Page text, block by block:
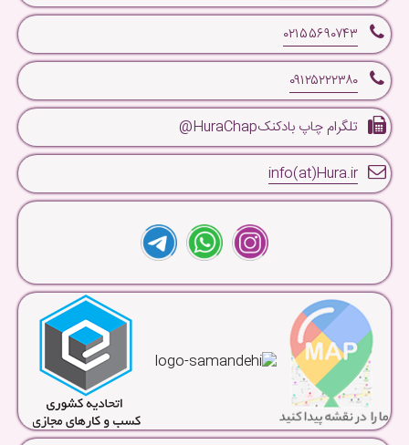
۰۲۱۵۵۶۹۰۷۴۳
۰۹۱۲۵۲۲۲۳۸۰
تلگرام چاپ بادکنکHuraChap@
info(at)Hura.ir